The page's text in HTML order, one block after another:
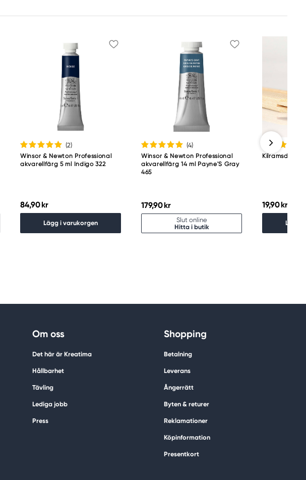
(2)
Winsor & Newton Professional
akvarellfärg 5 ml Indigo 322
84,90 kr
Lägg i varukorgen
(4)
Winsor & Newton Professional
akvarellfärg 14 ml Payne'S Gray
465
179,90 kr
Slut online
Hitta i butik
Kilramsdelar
19,90 kr
Lägg i
Om oss
Det här är Kreatima
Hållbarhet
Tävling
Lediga jobb
Press
Shopping
Betalning
Leverans
Ångerrätt
Byten & returer
Reklamationer
Köpinformation
Presentkort